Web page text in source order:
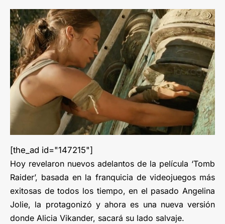
[the_ad id="147215"]
Hoy revelaron nuevos adelantos de la película ‘Tomb
Raider’, basada en la franquicia de videojuegos más
exitosas de todos los tiempo, en el pasado Angelina
Jolie, la protagonizó y ahora es una nueva versión
donde Alicia Vikander, sacará su lado salvaje.